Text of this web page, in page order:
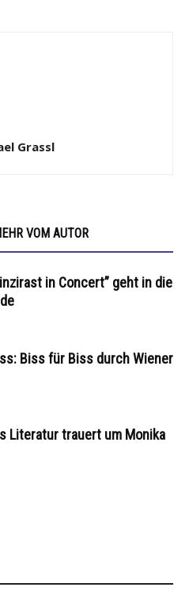
Grassl
VOM AUTOR
in Concert” geht in die
Biss für Biss durch Wiener
Literatur trauert um Monika